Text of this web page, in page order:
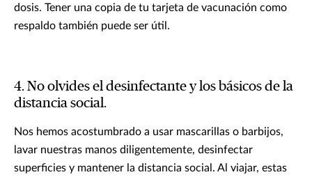
dosis. Tener una copia de tu tarjeta de vacunación como
respaldo también puede ser útil.
4. No olvides el desinfectante y los básicos de la
distancia social.
Nos hemos acostumbrado a usar mascarillas o barbijos,
lavar nuestras manos diligentemente, desinfectar
superficies y mantener la distancia social. Al viajar, estas